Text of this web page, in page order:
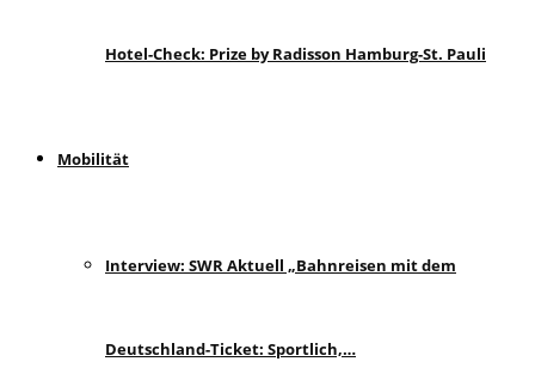
Hotel-Check: Prize by Radisson Hamburg-St. Pauli
Mobilität
Interview: SWR Aktuell „Bahnreisen mit dem
Deutschland-Ticket: Sportlich,…